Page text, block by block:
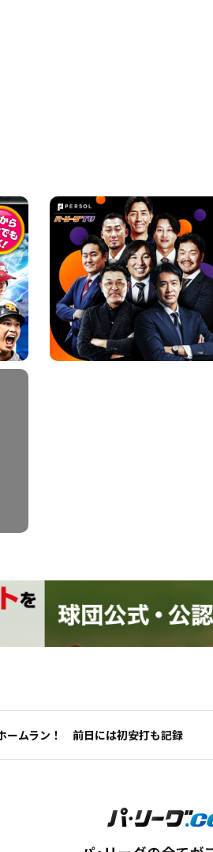
ームラン！ 前日には初安打も記録